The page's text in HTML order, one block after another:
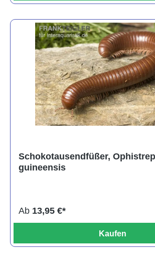
Schokotausendfüßer,
guineensis
Ab 13,95 €*
Kaufen